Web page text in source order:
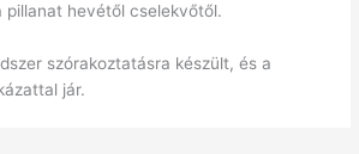
hevétől cselekvőtől.
szórakoztatásra készült, és a
jár.